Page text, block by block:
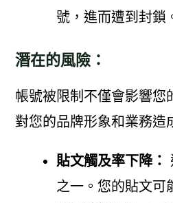
號，進而遭到封鎖
潛在的風險：
帳號被限制不僅會影響您
對您的品牌形象和業務造
貼文觸及率下降：
之一。您的貼文可